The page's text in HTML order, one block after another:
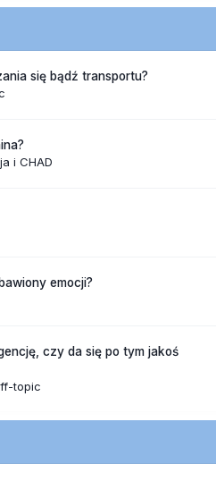
się bądź transportu?
i CHAD
emocji?
czy da się po tym jakoś
topic